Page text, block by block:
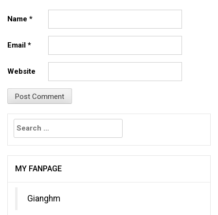
Name *
Email *
Website
Search
for:
MY FANPAGE
Gianghm